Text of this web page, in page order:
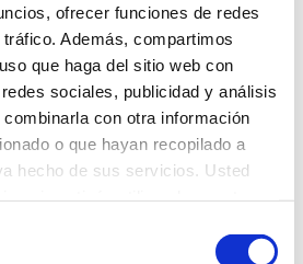
ofrecer funciones de redes
Además, compartimos
que haga del sitio web con
sociales, publicidad y análisis
con otra información
o que hayan recopilado a
hecho de sus servicios. Usted
DEL PROFESORADO
DE ADAPTACIÓN